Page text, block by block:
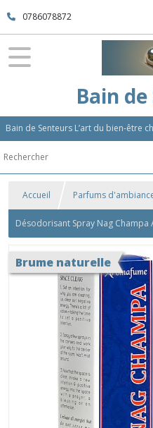
0786078872
Bain
Accueil Parfums
Désodorisant Spray Nag Champa
Brume naturelle